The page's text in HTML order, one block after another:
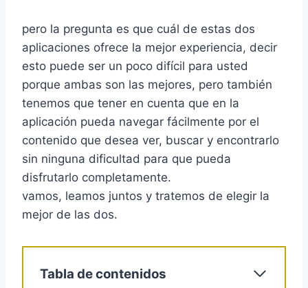
pero la pregunta es que cuál de estas dos
aplicaciones ofrece la mejor experiencia, decir
esto puede ser un poco difícil para usted
porque ambas son las mejores, pero también
tenemos que tener en cuenta que en la
aplicación pueda navegar fácilmente por el
contenido que desea ver, buscar y encontrarlo
sin ninguna dificultad para que pueda
disfrutarlo completamente.
vamos, leamos juntos y tratemos de elegir la
mejor de las dos.
Tabla de contenidos